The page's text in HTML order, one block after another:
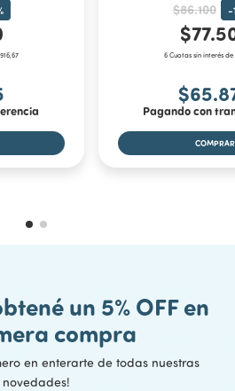
$86.100 -
6 Cuotas sin interés de
Pagando con
un 5% OFF en
compra
en enterarte de todas nuestras
novedades!